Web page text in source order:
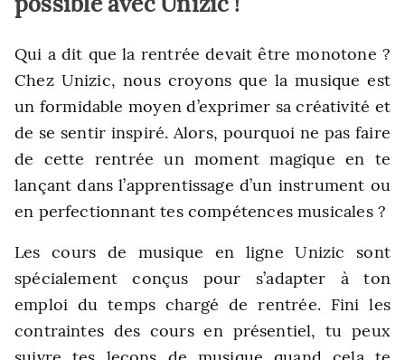
Qui a dit que la rentrée devait être monotone ?
Chez Unizic, nous croyons que la musique est
un formidable moyen d’exprimer sa créativité et
de se sentir inspiré. Alors, pourquoi ne pas faire
de cette rentrée un moment magique en te
lançant dans l’apprentissage d’un instrument ou
en perfectionnant tes compétences musicales ?
Les cours de musique en ligne Unizic sont
spécialement conçus pour s’adapter à ton
emploi du temps chargé de rentrée. Fini les
contraintes des cours en présentiel, tu peux